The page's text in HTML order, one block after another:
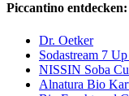
Piccantino entdecken:
Dr. Oetker
Sodastream 7
NISSIN Soba
Alnatura Bio